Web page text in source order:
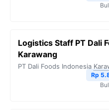
Logistics Staff PT Dali
Karawang
PT Dali Foods Indonesia
Rp